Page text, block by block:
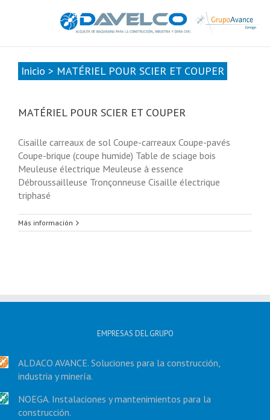
Inicio > MATÉRIEL POUR SCIER ET COUPER
MATÉRIEL POUR SCIER ET COUPER
Cisaille carreaux de sol Coupe-carreaux Coupe-pavés
Coupe-brique (coupe humide) Table de sciage bois
Meuleuse électrique Meuleuse à essence
Débroussailleuse Tronçonneuse Cisaille électrique
triphasé
Más información
EMPRESAS DEL GRUPO
ALDACO AVANCE. Soluciones para la construcción,
industria y minería.
NOEGA. Instalaciones y mantenimientos para la
construcción.